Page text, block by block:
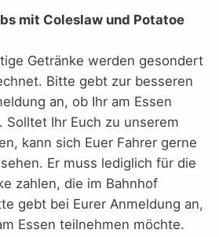
mit Coleslaw und Potatoe
Getränke werden gesondert
Bitte gebt zur besseren
an, ob Ihr am Essen
Ihr Euch zu unserem
kann sich Euer Fahrer gerne
Er muss lediglich für die
zahlen, die im Bahnhof
gebt bei Eurer Anmeldung an,
Essen teilnehmen möchte.